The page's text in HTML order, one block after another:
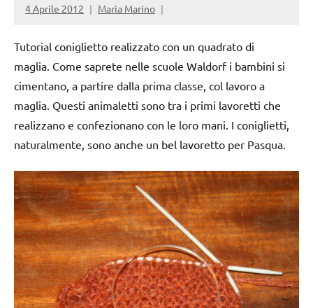
4 Aprile 2012 Maria Marino
Tutorial coniglietto realizzato con un quadrato di
maglia. Come saprete nelle scuole Waldorf i bambini si
cimentano, a partire dalla prima classe, col lavoro a
maglia. Questi animaletti sono tra i primi lavoretti che
realizzano e confezionano con le loro mani. I coniglietti,
naturalmente, sono anche un bel lavoretto per Pasqua.